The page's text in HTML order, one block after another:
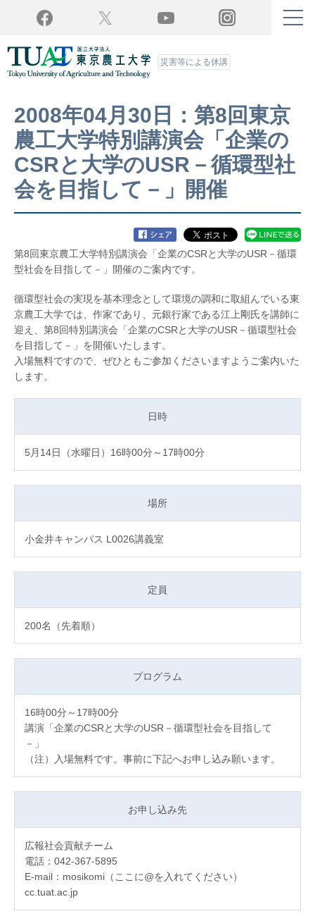
Facebook YouTube Instagram
災害等による休講
2008年04月30日：第8回東京
農工大学特別講演会「企業の
CSRと大学のUSR－循環型社
会を目指して－」開催
第8回東京農工大学特別講演会「企業のCSRと大学のUSR－循環
型社会を目指して－」開催のご案内です。
循環型社会の実現を基本理念として環境の調和に取組んでいる東
京農工大学では、作家であり、元銀行家である江上剛氏を講師に
迎え、第8回特別講演会「企業のCSRと大学のUSR－循環型社会
を目指して－」を開催いたします。
入場無料ですので、ぜひともご参加くださいますようご案内いた
します。
日時
5月14日（水曜日）16時00分～17時00分
場所
小金井キャンパス L0026講義室
定員
200名（先着順）
プログラム
16時00分～17時00分
講演「企業のCSRと大学のUSR－循環型社会を目指して
－」
（注）入場無料です。事前に下記へお申し込み願います。
お申し込み先
広報社会貢献チーム
電話：042-367-5895
E-mail：mosikomi（ここに@を入れてください）
cc.tuat.ac.jp